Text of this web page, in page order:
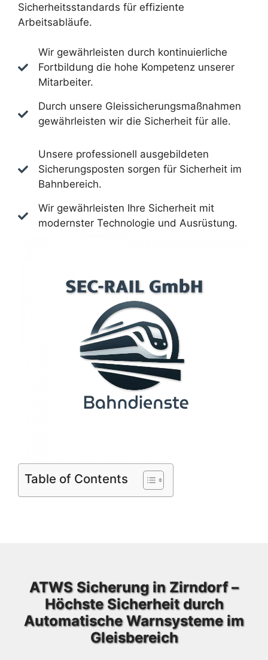
Sicherheitsstandards für effiziente
Arbeitsabläufe.
Wir gewährleisten durch kontinuierliche
Fortbildung die hohe Kompetenz unserer
Mitarbeiter.
Durch unsere Gleissicherungsmaßnahmen
gewährleisten wir die Sicherheit für alle.
Unsere professionell ausgebildeten
Sicherungsposten sorgen für Sicherheit im
Bahnbereich.
Wir gewährleisten Ihre Sicherheit mit
modernster Technologie und Ausrüstung.
Table of Contents
ATWS Sicherung in Zirndorf –
Höchste Sicherheit durch
Automatische Warnsysteme im
Gleisbereich